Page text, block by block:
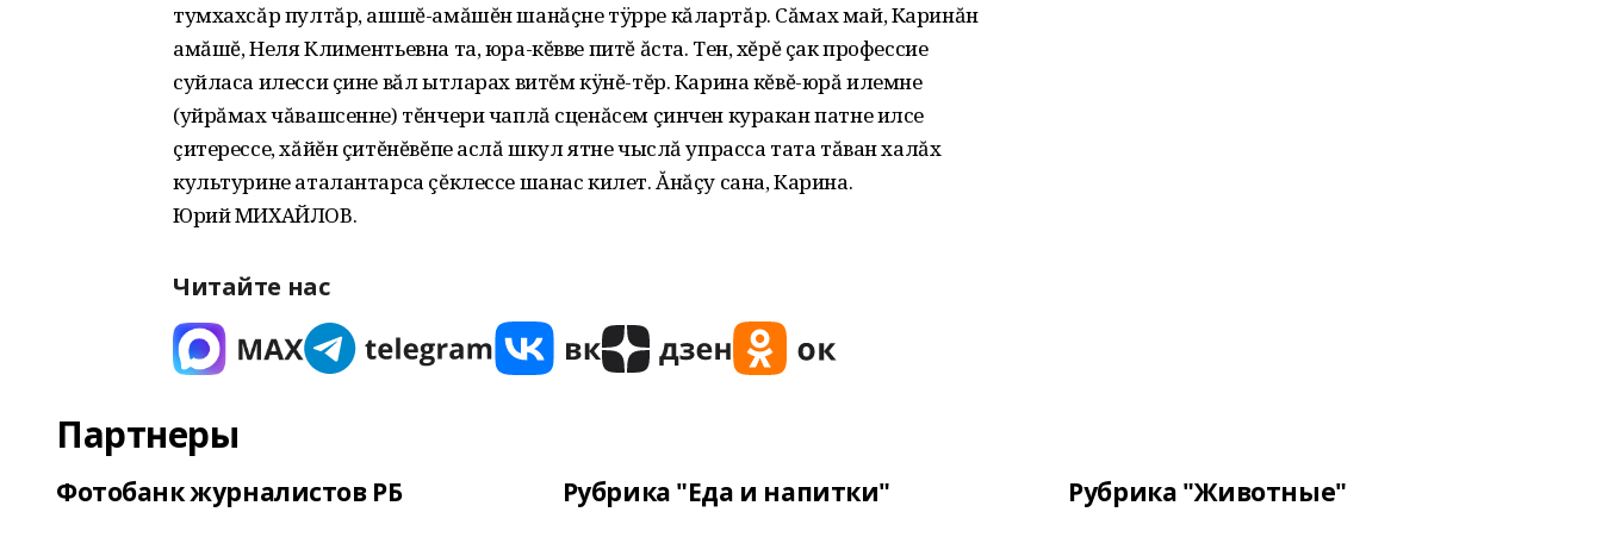
тумхахсăр пултăр, ашшĕ-амăшĕн шанăçне тÿрре кăлартăр. Сăмах май, Каринăн
амăшĕ, Неля Климентьевна та, юра-кĕвве питĕ ăста. Тен, хĕрĕ çак профессие
суйласа илесси çине вăл ытларах витĕм кÿнĕ-тĕр. Карина кĕвĕ-юрă илемне
(уйрăмах чăвашсенне) тĕнчери чаплă сценăсем çинчен куракан патне илсе
çитерессе, хăйĕн çитĕнĕвĕпе аслă шкул ятне чыслă упрасса тата тăван халăх
культурине аталантарса çĕклессе шанас килет. Ăнăçу сана, Карина.
Юрий МИХАЙЛОВ.
Читайте нас
Партнеры
Фотобанк журналистов РБ Рубрика "Еда и напитки" Рубрика "Животные"